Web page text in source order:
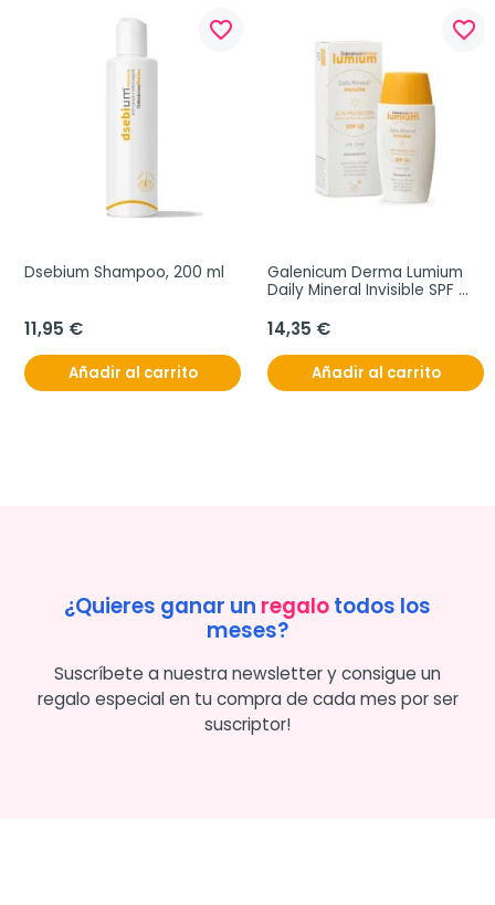
favorite_border
Dsebium Shampoo, 200 ml
11,95 €
Añadir al carrito
favorite_border
Galenicum Derma Lumium
Daily Mineral Invisible SPF
14,35 €
Añadir al carrito
¿Quieres ganar un regalotodos los
meses?
Suscríbete a nuestra newsletter y consigue un
regalo especial en tu compra de cada mes por ser
suscriptor!